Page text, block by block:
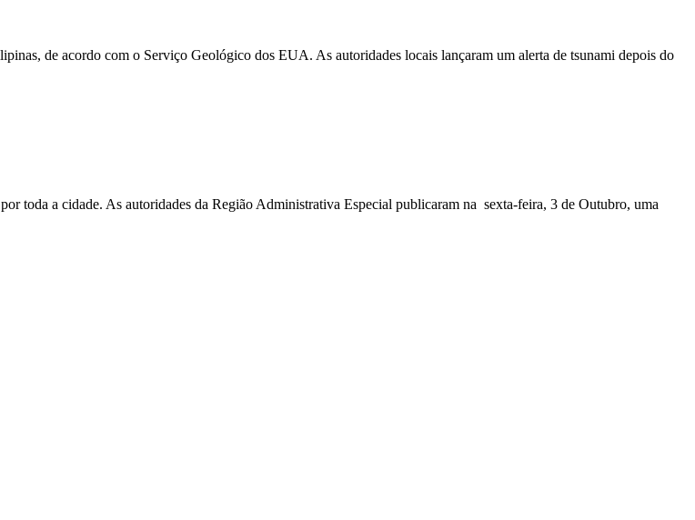
de acordo com o Serviço Geológico dos EUA. As autoridades locais lançaram um alerta de tsunami depois do
toda a cidade. As autoridades da Região Administrativa Especial publicaram na sexta-feira, 3 de Outubro, uma